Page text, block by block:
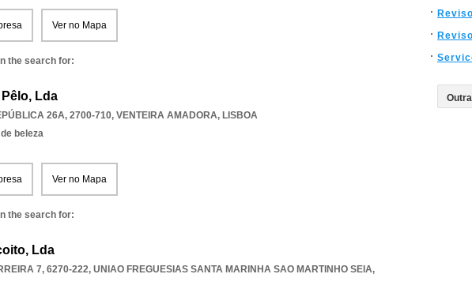
Ver no Mapa
the search for:
Lda
26A, 2700-710, VENTEIRA AMADORA, LISBOA
beleza
Ver no Mapa
the search for:
Lda
7, 6270-222, UNIAO FREGUESIAS SANTA MARINHA SAO MARTINHO SEIA,